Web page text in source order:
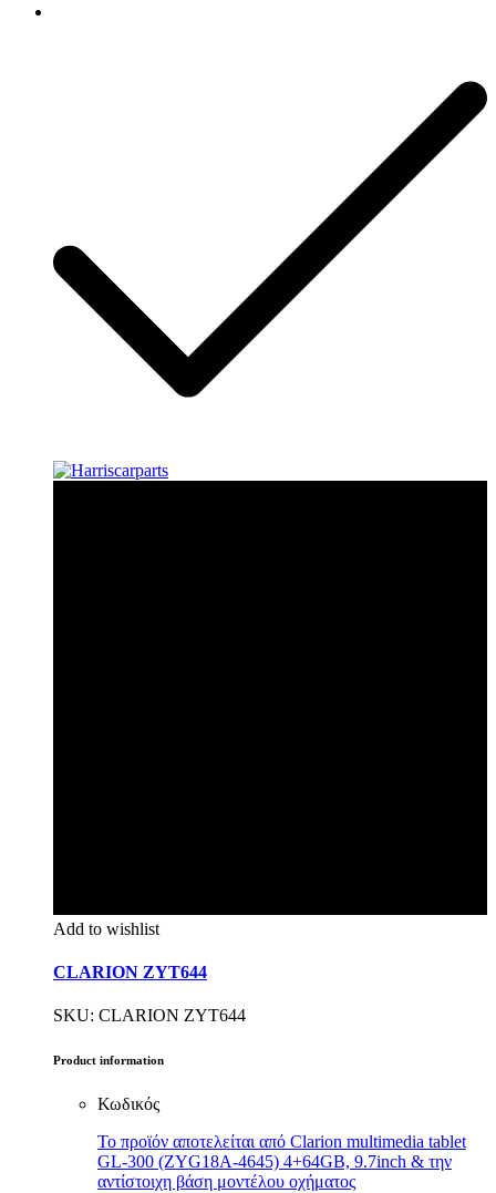
Add to wishlist
CLARION ZYT644
SKU: CLARION ZYT644
Product information
Κωδικός
Το προϊόν αποτελείται από Clarion multimedia tablet
GL-300 (ZYG18A-4645) 4+64GB, 9.7inch & την
αντίστοιχη βάση μοντέλου οχήματος